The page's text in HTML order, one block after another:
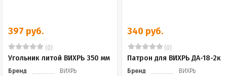
397 руб.
(0)
Угольник литой ВИХРЬ 350 мм
Бренд
ВИХРЬ
340 руб.
(0)
Патрон для ВИХРЬ ДА-18-2к
Бренд
ВИХРЬ